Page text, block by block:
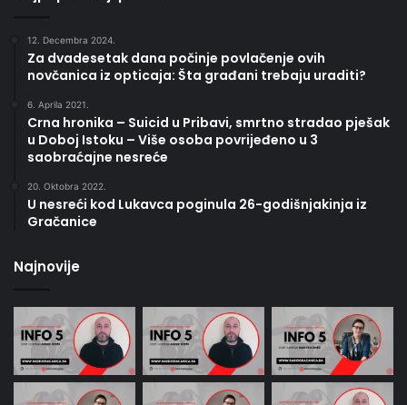
12. Decembra 2024.
Za dvadesetak dana počinje povlačenje ovih
novčanica iz opticaja: Šta građani trebaju uraditi?
6. Aprila 2021.
Crna hronika – Suicid u Pribavi, smrtno stradao pješak
u Doboj Istoku – Više osoba povrijeđeno u 3
saobraćajne nesreće
20. Oktobra 2022.
U nesreći kod Lukavca poginula 26-godišnjakinja iz
Gračanice
Najnovije